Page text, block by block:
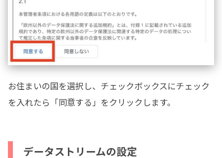
お住まいの国を選択し、チェックボックスにチェック
を入れたら「同意する」をクリックします。
データストリームの設定